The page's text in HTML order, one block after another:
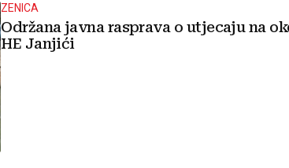
ZENICA
Održana javna rasprava o utjecaju na
HE Janjići